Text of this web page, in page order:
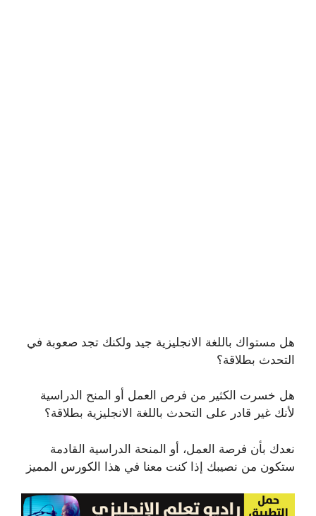
هل مستواك باللغة الانجليزية جيد ولكنك تجد صعوبة في
التحدث بطلاقة؟
هل خسرت الكثير من فرص العمل أو المنح الدراسية
لأنك غير قادر على التحدث باللغة الانجليزية بطلاقة؟
نعدك بأن فرصة العمل، أو المنحة الدراسية القادمة
ستكون من نصيبك إذا كنت معنا في هذا الكورس المميز